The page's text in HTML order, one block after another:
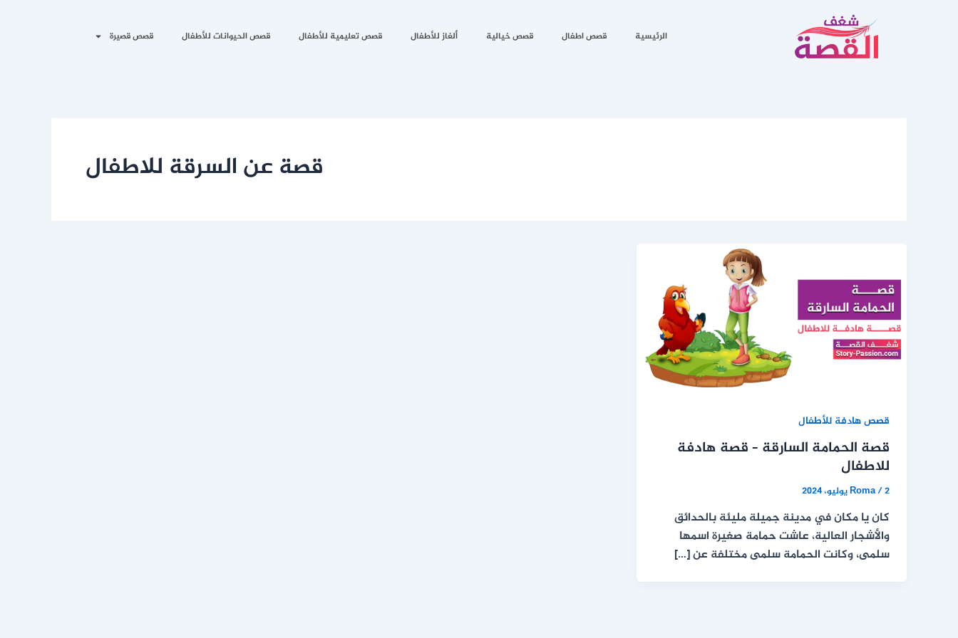
الرئيسية قصص اطفال قصص خيالية ألغاز للأطفال قصص تعليمية للأطفال قصص الحيوانات للأطفال قصص قصيرة
قصة عن السرقة للاطفال
قصص هادفة للأطفال
قصة الحمامة السارقة – قصة هادفة
للاطفال
Roma/2 يوليو، 2024
كان يا مكان في مدينة جميلة مليئة بالحدائق
والأشجار العالية، عاشت حمامة صغيرة اسمها
سلمى، وكانت الحمامة سلمى مختلفة عن […]